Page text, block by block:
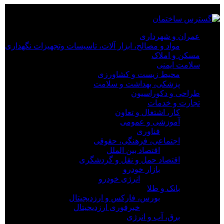
عمران و شهرداری
مواد و مصالح، ابزار آلات، تاسیسات وتجهیزات نگهداری
مسکن و املاک
سلامت ایمنی
محیط زیست و کشاورزی
پزشکی، بهداشت و سلامت
طراحی و دکوراسیون
تجارت و خدمات
کار، اشتغال و تعاون
آموزشی و عمومی
فناوری
اجتماعی، فرهنگی، حقوقی
اقتصاد بین الملل
اقتصاد حمل و نقل و گردشگری
بازار خودرو
انرژی خودرو
بانک و طلا
بورس، فارکس و ارزدیجیتال
خبرفوری ارزدیجیتال
برق، آب و انرژی
عمران و شهرداری
مواد و مصالح، ابزار آلات، تاسیسات وتجهیزات نگهداری
مسکن و املاک
سلامت ایمنی
محیط زیست و کشاورزی
پزشکی، بهداشت و سلامت
طراحی و دکوراسیون
تجارت و خدمات
کار، اشتغال و تعاون
آموزشی و عمومی
فناوری
اجتماعی، فرهنگی، حقوقی
اقتصاد بین الملل
اقتصاد حمل و نقل و گردشگری
بازار خودرو
انرژی خودرو
بانک و طلا
بورس، فارکس و ارزدیجیتال
خبرفوری ارزدیجیتال
برق، آب و انرژی